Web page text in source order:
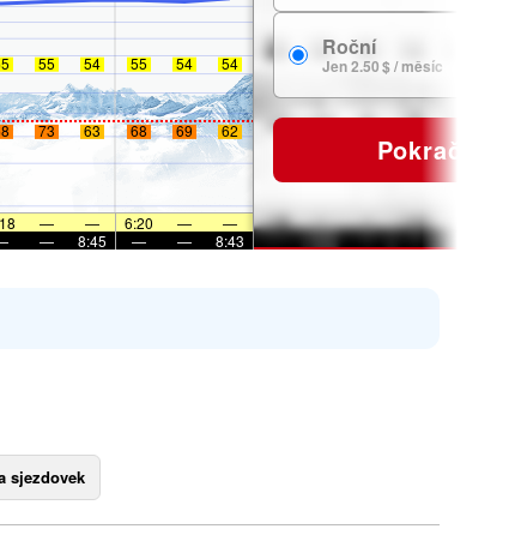
55 54 55 54 54
73 63 68 69 62
— — 6:20 —
—
— 8:45 — — 8:43
Roční
Jen 2.50 $ / měsíc
Pokračovat
sjezdovek